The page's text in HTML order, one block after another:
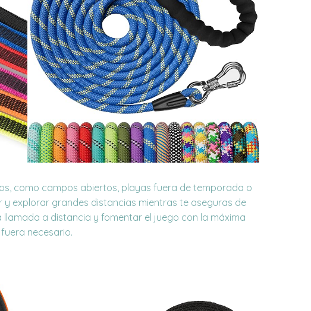
como campos abiertos, playas fuera de temporada o
explorar grandes distancias mientras te aseguras de
a distancia y fomentar el juego con la máxima
necesario.